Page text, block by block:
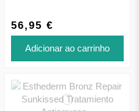
56,95 €
Adicionar ao carrinho